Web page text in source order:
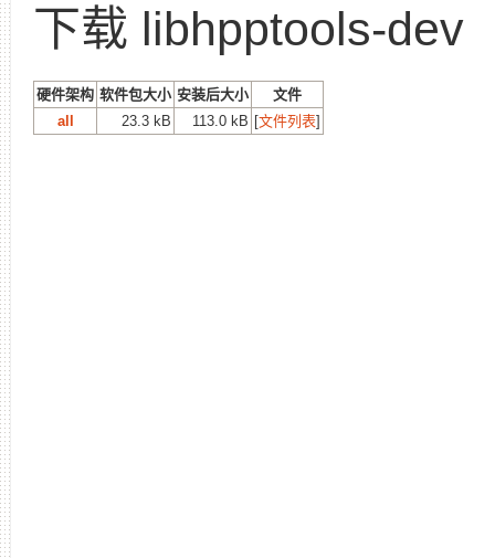
下载 libhpptools-dev
硬件架构 软件包大小 安装后大小
文件
all
23.3 kB 113.0 kB [文件列表]